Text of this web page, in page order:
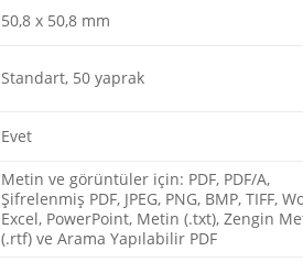
50,8 x 50,8 mm
Standart, 50 yaprak
Evet
Metin ve görüntüler için: PDF, PDF/A,
Şifrelenmiş PDF, JPEG, PNG, BMP, TIFF,
Excel, PowerPoint, Metin (.txt), Zengin
(.rtf) ve Arama Yapılabilir PDF